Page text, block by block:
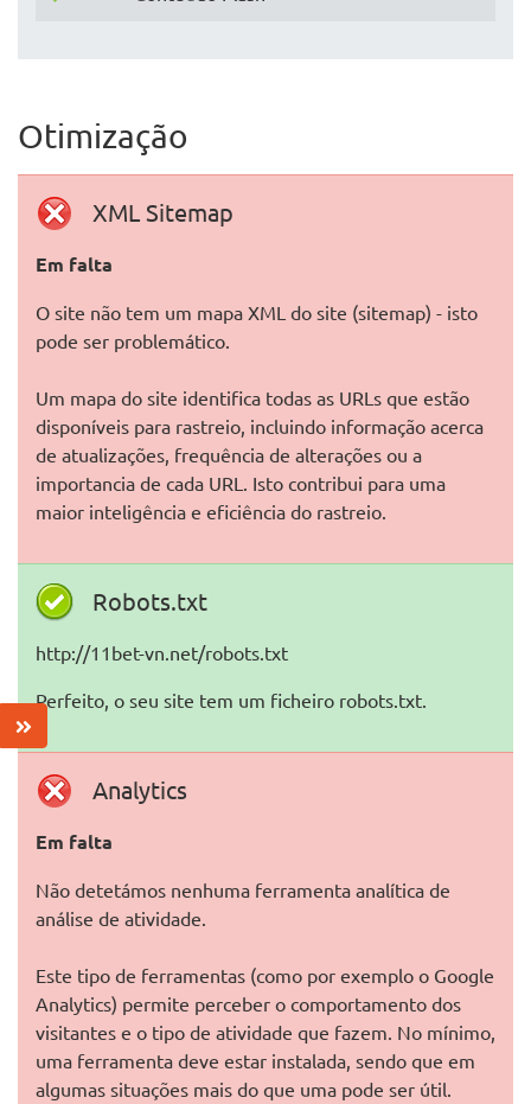
Otimização
XML Sitemap
Em falta
O site não tem um mapa XML do site (sitemap) - isto
pode ser problemático.
Um mapa do site identifica todas as URLs que estão
disponíveis para rastreio, incluindo informação acerca
de atualizações, frequência de alterações ou a
importancia de cada URL. Isto contribui para uma
maior inteligência e eficiência do rastreio.
Robots.txt
http://11bet-vn.net/robots.txt
Perfeito, o seu site tem um ficheiro robots.txt.
Analytics
Em falta
Não detetámos nenhuma ferramenta analítica de
análise de atividade.
Este tipo de ferramentas (como por exemplo o Google
Analytics) permite perceber o comportamento dos
visitantes e o tipo de atividade que fazem. No mínimo,
uma ferramenta deve estar instalada, sendo que em
algumas situações mais do que uma pode ser útil.